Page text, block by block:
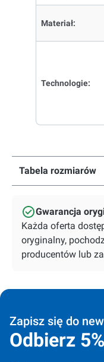
Materiał:
Technologie:
Tabela rozmiarów
Gwarancja
Każda oferta
oryginalny,
producentów lub
Zapisz się do
Odbierz